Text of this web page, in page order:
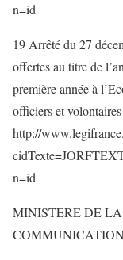
n=id
19 Arrêté du 27
offertes au titre de
première année à
officiers et
http://
n=id
MINISTERE DE
COMMUNICATION